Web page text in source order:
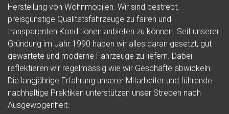
Herstellung von Wohnmobilen. Wir sind bestrebt,
preisgünstige Qualitätsfahrzeuge zu fairen und
transparenten Konditionen anbieten zu können. Seit unserer
Gründung im Jahr 1990 haben wir alles daran gesetzt, gut
gewartete und moderne Fahrzeuge zu liefern. Dabei
reflektieren wir regelmässig wie wir Geschäfte abwickeln.
Die langjährige Erfahrung unserer Mitarbeiter und führende
nachhaltige Praktiken unterstützen unser Streben nach
Ausgewogenheit.